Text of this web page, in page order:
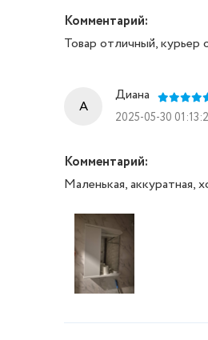
Комментарий:
Товар отличный, курьер
A
Диана
2025-05-30
Комментарий:
Маленькая, аккуратная,